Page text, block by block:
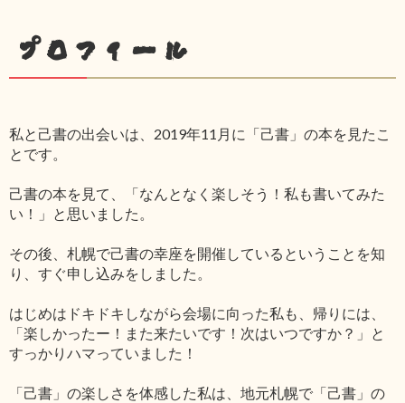
プロフィール
私と己書の出会いは、2019年11月に「己書」の本を見たこ
とです。
己書の本を見て、「なんとなく楽しそう！私も書いてみた
い！」と思いました。
その後、札幌で己書の幸座を開催しているということを知
り、すぐ申し込みをしました。
はじめはドキドキしながら会場に向った私も、帰りには、
「楽しかったー！また来たいです！次はいつですか？」と
すっかりハマっていました！
「己書」の楽しさを体感した私は、地元札幌で「己書」の